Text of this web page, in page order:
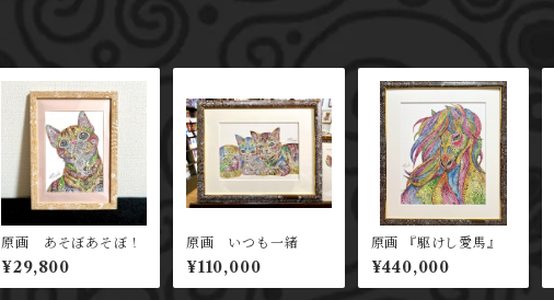
原画 あそぼあそぼ！
¥29,800
原画 いつも一緒
¥110,000
原画 『駆けし愛馬』
¥440,000